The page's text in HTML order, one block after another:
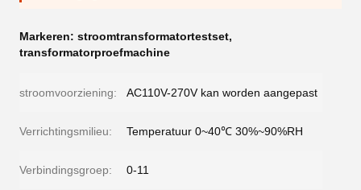
Markeren: stroomtransformatortestset,
transformatorproefmachine
stroomvoorziening: AC110V-270V kan worden aangepast
Verrichtingsmilieu: Temperatuur 0~40℃ 30%~90%RH
Verbindingsgroep: 0-11